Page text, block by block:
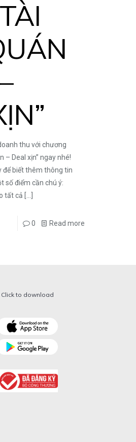
thu với chương
– Deal xịn” ngay nhé!
để biết thêm thông tin
số điểm cần chú ý:
tất cả […]
0 Read more
Click to download